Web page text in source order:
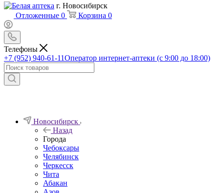
г. Новосибирск
Отложенные 0 Корзина 0
Телефоны
+7 (952) 940-61-11Оператор интернет-аптеки (с 9:00 до 18:00)
Новосибирск
Назад
Города
Чебоксары
Челябинск
Черкесск
Чита
Абакан